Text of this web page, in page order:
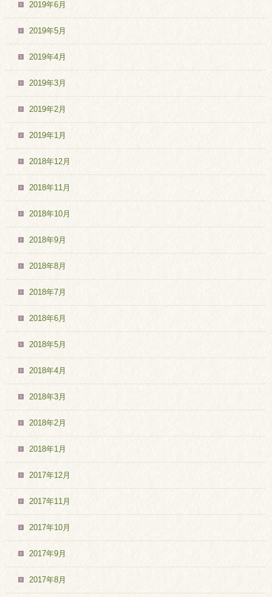
2019年6月
2019年5月
2019年4月
2019年3月
2019年2月
2019年1月
2018年12月
2018年11月
2018年10月
2018年9月
2018年8月
2018年7月
2018年6月
2018年5月
2018年4月
2018年3月
2018年2月
2018年1月
2017年12月
2017年11月
2017年10月
2017年9月
2017年8月